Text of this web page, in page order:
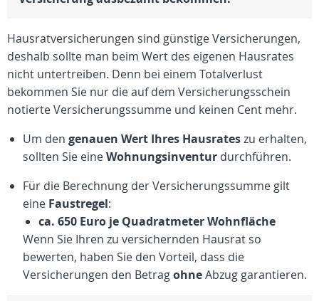
Hausratversicherungen sind günstige Versicherungen,
deshalb sollte man beim Wert des eigenen Hausrates
nicht untertreiben. Denn bei einem Totalverlust
bekommen Sie nur die auf dem Versicherungsschein
notierte Versicherungssumme und keinen Cent mehr.
Um den genauen Wert Ihres Hausrateszu erhalten,
sollten Sie eineWohnungsinventur durchführen.
Für die Berechnung der Versicherungssumme gilt
eine Faustregel:
ca. 650 Euro je Quadratmeter Wohnfläche
Wenn Sie Ihren zu versichernden Hausrat so
bewerten, haben Sie den Vorteil, dass die
Versicherungen den BetragohneAbzug garantieren.